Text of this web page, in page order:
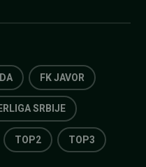
FK JAVOR
SRBIJE
TOP2 TOP3